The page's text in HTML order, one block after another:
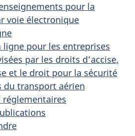
pour la
voie électronique
ligne pour les entreprises
par les droits d’accise,
et le droit pour la sécurité
du transport aérien
réglementaires